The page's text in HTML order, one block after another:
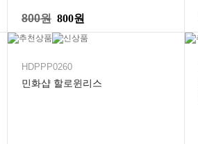
800원 800원
HDPPP0260
민화샵 할로윈리스